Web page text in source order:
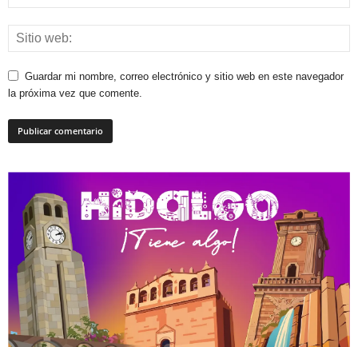
Guardar mi nombre, correo electrónico y sitio web en este navegador
la próxima vez que comente.